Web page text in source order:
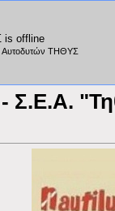
Αυτοδυτών ΤΗΘΥΣ